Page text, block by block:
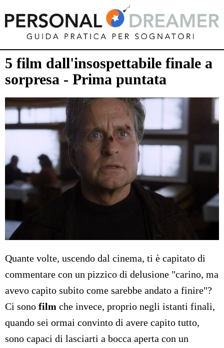
5 film dall'insospettabile finale a
sorpresa - Prima puntata
Quante volte, uscendo dal cinema, ti è capitato di
commentare con un pizzico di delusione "carino, ma
avevo capito subito come sarebbe andato a finire"?
Ci sono film che invece, proprio negli istanti finali,
quando sei ormai convinto di avere capito tutto,
sono capaci di lasciarti a bocca aperta con un